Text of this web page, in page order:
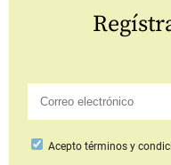
Aceptotérminos y